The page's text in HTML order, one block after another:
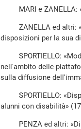
MARI e ZANELLA:
ZANELLA ed altri:
disposizioni per la sua
SPORTIELLO:
nell'ambito delle
sulla diffusione
SPORTIELLO:
alunni con disabilità»
PENZA ed altri: